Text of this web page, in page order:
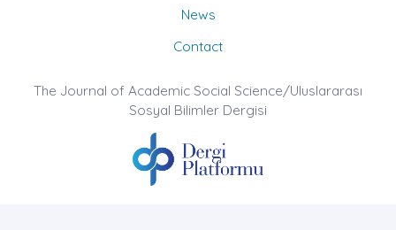
News
Contact
The Journal of Academic Social Science/Uluslararası
Sosyal Bilimler Dergisi